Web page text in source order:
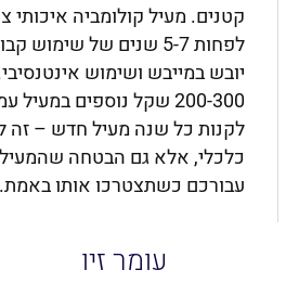
קטנים. מעיל קולומביה איכותי
לפחות 5-7 שנים של
יובש במייבש ושימוש
200-300 שקל נוספים
לקנות כל שנה מעיל חדש – זה
כלכלי, אלא גם הבטחה
עבורכם כשתצטרכו אותו באמת.
עומר זיו